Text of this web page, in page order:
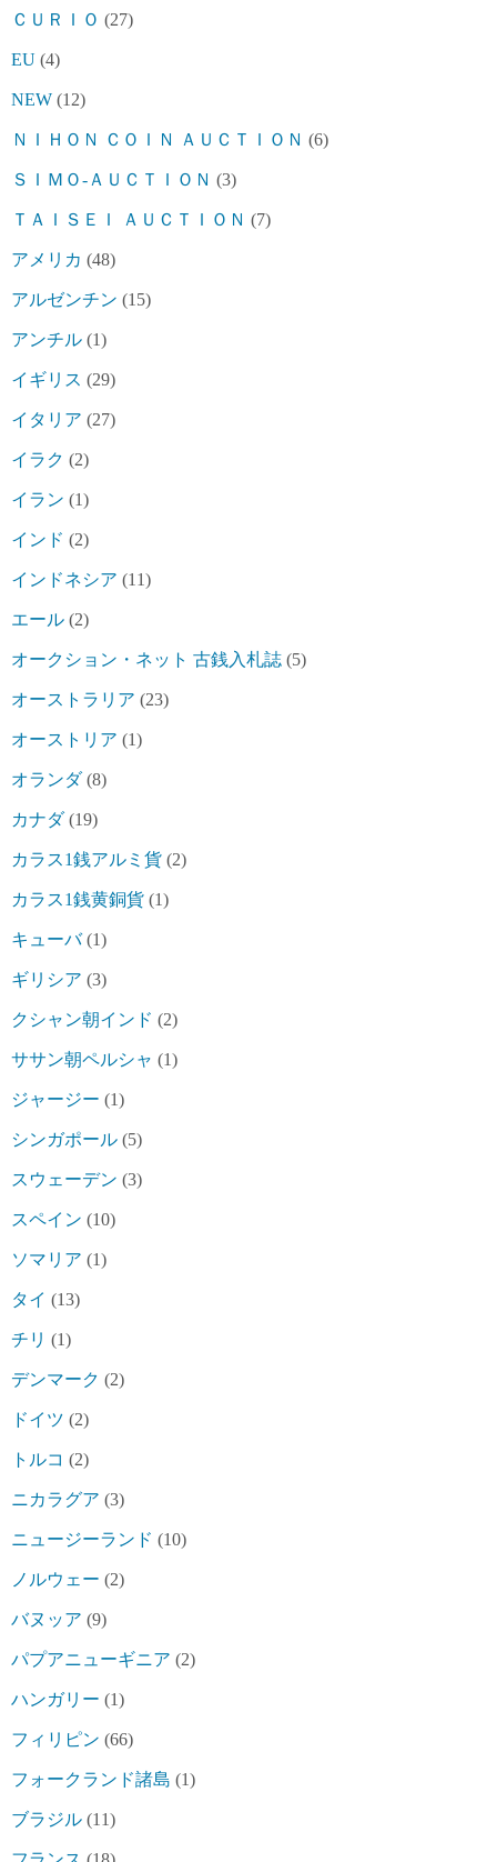
ＣＵＲＩＯ (27)
EU (4)
NEW (12)
ＮＩＨＯＮ ＣＯＩＮ ＡＵＣＴＩＯＮ (6)
ＳＩＭＯ-ＡＵＣＴＩＯＮ (3)
ＴＡＩＳＥＩ ＡＵＣＴＩＯＮ (7)
アメリカ (48)
アルゼンチン (15)
アンチル (1)
イギリス (29)
イタリア (27)
イラク (2)
イラン (1)
インド (2)
インドネシア (11)
エール (2)
オークション・ネット 古銭入札誌 (5)
オーストラリア (23)
オーストリア (1)
オランダ(8)
カナダ(19)
カラス1銭アルミ貨 (2)
カラス1銭黄銅貨 (1)
キューバ(1)
ギリシア (3)
クシャン朝インド (2)
ササン朝ペルシャ (1)
ジャージー (1)
シンガポール (5)
スウェーデン (3)
スペイン (10)
ソマリア (1)
タイ (13)
チリ (1)
デンマーク (2)
ドイツ (2)
トルコ (2)
ニカラグア (3)
ニュージーランド (10)
ノルウェー (2)
バヌッア (9)
パプアニューギニア (2)
ハンガリー (1)
フィリピン (66)
フォークランド諸島 (1)
ブラジル (11)